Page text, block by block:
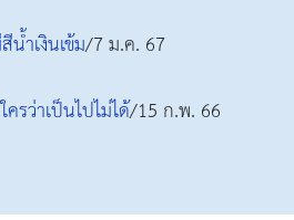
น้ำเงินเข้ม/7 ม.ค. 67
รว่าเป็นไปไม่ได้/15 ก.พ. 66